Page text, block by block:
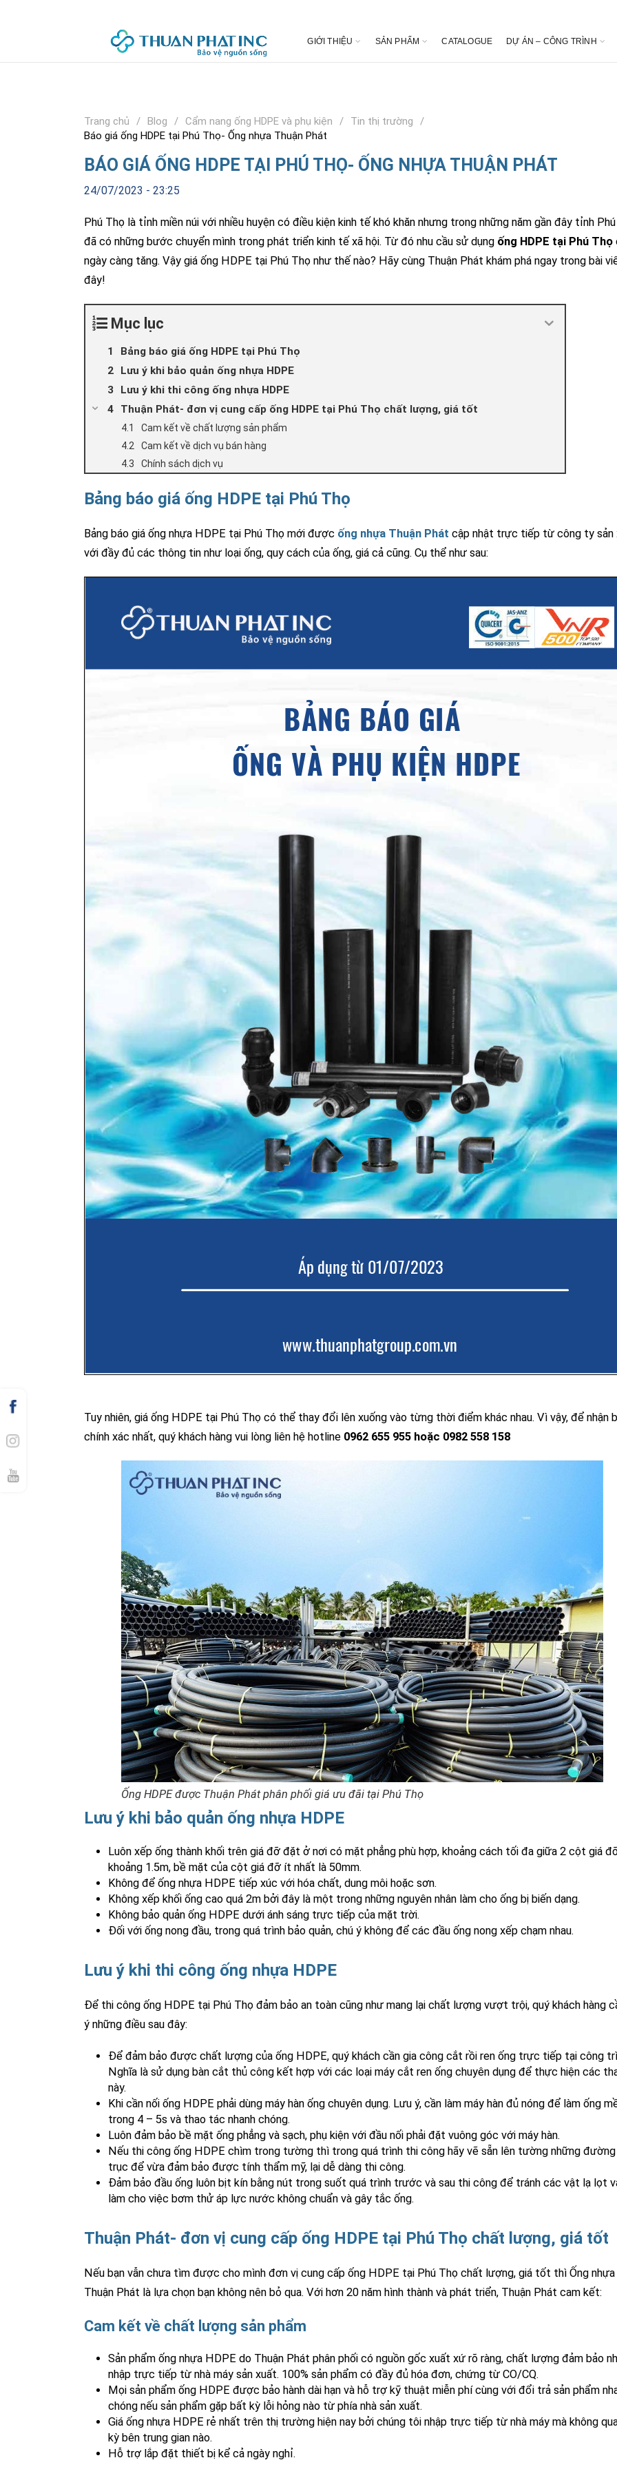
GIỚI THIỆU SẢN PHẨM CATALOGUE DỰ ÁN – CÔNG TRÌNH
Trang chủ Blog Cẩm nang ống HDPE và phụ kiện
Tin thị trường
Báo giá ống HDPE tại Phú Thọ- Ống nhựa Thuận Phát
BÁO GIÁ ỐNG HDPE TẠI PHÚ THỌ- ỐNG NHỰA THUẬN PHÁT
24/07/2023 - 23:25
Phú Thọ là tỉnh miền núi với nhiều huyện có điều kiện kinh tế khó khăn nhưng trong những năm gần đây tỉnh
đã có những bước chuyển mình trong phát triển kinh tế xã hội. Từ đó nhu cầu sử dụng ống HDPE tại Phú Thọ
ngày càng tăng. Vậy giá ống HDPE tại Phú Thọ như thế nào? Hãy cùng Thuận Phát khám phá ngay trong bài
đây!
Mục lục
Bảng báo giá ống HDPE tại Phú Thọ
Lưu ý khi bảo quản ống nhựa HDPE
Lưu ý khi thi công ống nhựa HDPE
Thuận Phát- đơn vị cung cấp ống HDPE tại Phú Thọ chất lượng, giá tốt
Cam kết về chất lượng sản phẩm
Cam kết về dịch vụ bán hàng
Chính sách dịch vụ
Bảng báo giá ống HDPE tại Phú Thọ
Bảng báo giá ống nhựa HDPE tại Phú Thọ mới được ống nhựa Thuận Phát cập nhật trực tiếp từ công ty sản
với đầy đủ các thông tin như loại ống, quy cách của ống, giá cả cũng. Cụ thể như sau:
Tuy nhiên, giá ống HDPE tại Phú Thọ có thể thay đổi lên xuống vào từng thời điểm khác nhau. Vì vậy, để nhận
chính xác nhất, quý khách hàng vui lòng liên hệ hotline 0962 655 955 hoặc 0982 558 158
Ống HDPE được Thuận Phát phân phối giá ưu đãi tại Phú Thọ
Lưu ý khi bảo quản ống nhựa HDPE
Luôn xếp ống thành khối trên giá đỡ đặt ở nơi có mặt phẳng phù hợp, khoảng cách tối đa giữa 2 cột giá
khoảng 1.5m, bề mặt của cột giá đỡ ít nhất là 50mm.
Không để ống nhựa HDPE tiếp xúc với hóa chất, dung môi hoặc sơn.
Không xếp khối ống cao quá 2m bởi đây là một trong những nguyên nhân làm cho ống bị biến dạng.
Không bảo quản ống HDPE dưới ánh sáng trực tiếp của mặt trời.
Đối với ống nong đầu, trong quá trình bảo quản, chú ý không để các đầu ống nong xếp chạm nhau.
Lưu ý khi thi công ống nhựa HDPE
Để thi công ống HDPE tại Phú Thọ đảm bảo an toàn cũng như mang lại chất lượng vượt trội, quý khách hàng
ý những điều sau đây:
Để đảm bảo được chất lượng của ống HDPE, quý khách cần gia công cắt rồi ren ống trực tiếp tại công
Nghĩa là sử dụng bàn cắt thủ công kết hợp với các loại máy cắt ren ống chuyên dụng để thực hiện các
này.
Khi cần nối ống HDPE phải dùng máy hàn ống chuyên dụng. Lưu ý, cần làm máy hàn đủ nóng để làm ống
trong 4 – 5s và thao tác nhanh chóng.
Luôn đảm bảo bề mặt ống phẳng và sạch, phụ kiện với đầu nối phải đặt vuông góc với máy hàn.
Nếu thi công ống HDPE chìm trong tường thì trong quá trình thi công hãy vẽ sẵn lên tường những
trục để vừa đảm bảo được tính thẩm mỹ, lại dễ dàng thi công.
Đảm bảo đầu ống luôn bịt kín bằng nút trong suốt quá trình trước và sau thi công để tránh các vật lạ lọt
làm cho việc bơm thử áp lực nước không chuẩn và gây tắc ống.
Thuận Phát- đơn vị cung cấp ống HDPE tại Phú Thọ chất lượng, giá tốt
Nếu bạn vẫn chưa tìm được cho mình đơn vị cung cấp ống HDPE tại Phú Thọ chất lượng, giá tốt thì Ống nhựa
Thuận Phát là lựa chọn bạn không nên bỏ qua. Với hơn 20 năm hình thành và phát triển, Thuận Phát cam kết:
Cam kết về chất lượng sản phẩm
Sản phẩm ống nhựa HDPE do Thuận Phát phân phối có nguồn gốc xuất xứ rõ ràng, chất lượng đảm bảo
nhập trực tiếp từ nhà máy sản xuất. 100% sản phẩm có đầy đủ hóa đơn, chứng từ CO/CQ.
Mọi sản phẩm ống HDPE được bảo hành dài hạn và hỗ trợ kỹ thuật miễn phí cùng với đổi trả sản phẩm
chóng nếu sản phẩm gặp bất kỳ lỗi hỏng nào từ phía nhà sản xuất.
Giá ống nhựa HDPE rẻ nhất trên thị trường hiện nay bởi chúng tôi nhập trực tiếp từ nhà máy mà không
kỳ bên trung gian nào.
Hỗ trợ lắp đặt thiết bị kể cả ngày nghỉ.